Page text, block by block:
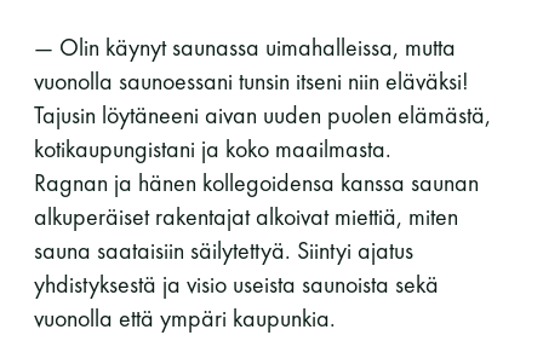
— Olin käynyt saunassa uimahalleissa, mutta
vuonolla saunoessani tunsin itseni niin eläväksi!
Tajusin löytäneeni aivan uuden puolen elämästä,
kotikaupungistani ja koko maailmasta.
Ragnan ja hänen kollegoidensa kanssa saunan
alkuperäiset rakentajat alkoivat miettiä, miten
sauna saataisiin säilytettyä. Siintyi ajatus
yhdistyksestä ja visio useista saunoista sekä
vuonolla että ympäri kaupunkia.